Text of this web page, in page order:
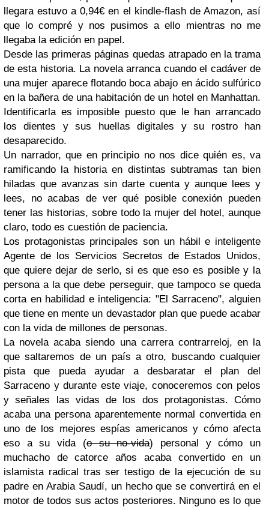
llegara estuvo a 0,94€ en el kindle-flash de Amazon, así
que lo compré y nos pusimos a ello mientras no me
llegaba la edición en papel.
Desde las primeras páginas quedas atrapado en la trama
de esta historia. La novela arranca cuando el cadáver de
una mujer aparece flotando boca abajo en ácido sulfúrico
en la bañera de una habitación de un hotel en Manhattan.
Identificarla es imposible puesto que le han arrancado
los dientes y sus huellas digitales y su rostro han
desaparecido.
Un narrador, que en principio no nos dice quién es, va
ramificando la historia en distintas subtramas tan bien
hiladas que avanzas sin darte cuenta y aunque lees y
lees, no acabas de ver qué posible conexión pueden
tener las historias, sobre todo la mujer del hotel, aunque
claro, todo es cuestión de paciencia.
Los protagonistas principales son un hábil e inteligente
Agente de los Servicios Secretos de Estados Unidos,
que quiere dejar de serlo, si es que eso es posible y la
persona a la que debe perseguir, que tampoco se queda
corta en habilidad e inteligencia: "El Sarraceno", alguien
que tiene en mente un devastador plan que puede acabar
con la vida de millones de personas.
La novela acaba siendo una carrera contrarreloj, en la
que saltaremos de un país a otro, buscando cualquier
pista que pueda ayudar a desbaratar el plan del
Sarraceno y durante este viaje, conoceremos con pelos
y señales las vidas de los dos protagonistas. Cómo
acaba una persona aparentemente normal convertida en
uno de los mejores espías americanos y cómo afecta
eso a su vida (o su no-vida) personal y cómo un
muchacho de catorce años acaba convertido en un
islamista radical tras ser testigo de la ejecución de su
padre en Arabia Saudí, un hecho que se convertirá en el
motor de todos sus actos posteriores. Ninguno es lo que